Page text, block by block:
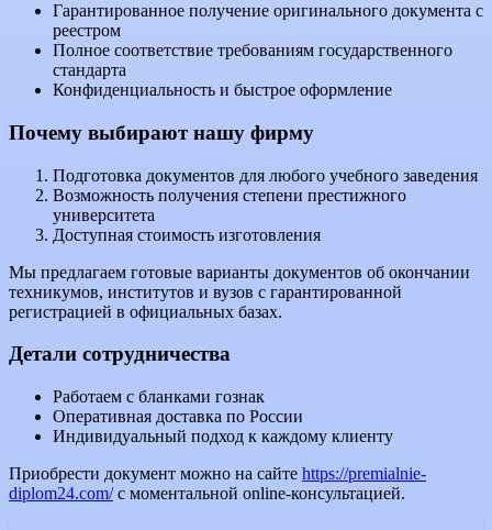
Гарантированное получение оригинального документа с
реестром
Полное соответствие требованиям государственного
стандарта
Конфиденциальность и быстрое оформление
Почему выбирают нашу фирму
Подготовка документов для любого учебного заведения
Возможность получения степени престижного
университета
Доступная стоимость изготовления
Мы предлагаем готовые варианты документов об окончании
техникумов, институтов и вузов с гарантированной
регистрацией в официальных базах.
Детали сотрудничества
Работаем с бланками гознак
Оперативная доставка по России
Индивидуальный подход к каждому клиенту
Приобрести документ можно на сайте https://premialnie-
diplom24.com/с моментальной online-консультацией.